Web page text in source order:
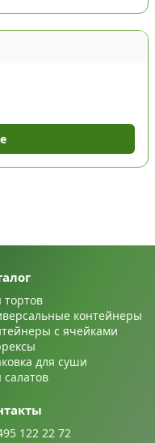
тортов
контейнеры
с ячейками
для суши
салатов
122 22 72